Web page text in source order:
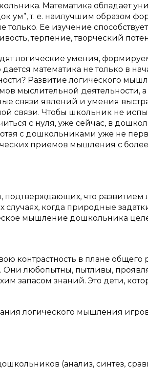
Математика обладает
ум”, т. е. наилучшим образом
только. Ее изучение
терпение, творческий
логические умения,
математика не только в
Развитие логического
мыслительной деятельности,
связи явлений и умения
связи. Чтобы школьник не
с нуля, уже сейчас, в
с дошкольниками уже не
приемов мышления с более
подтверждающих, что развитием
когда природные
мышление дошкольника
контрастность в плане общего
Они любопытны, пытливы,
запасом знаний. Это дети,
логического мышления
(анализ, синтез,